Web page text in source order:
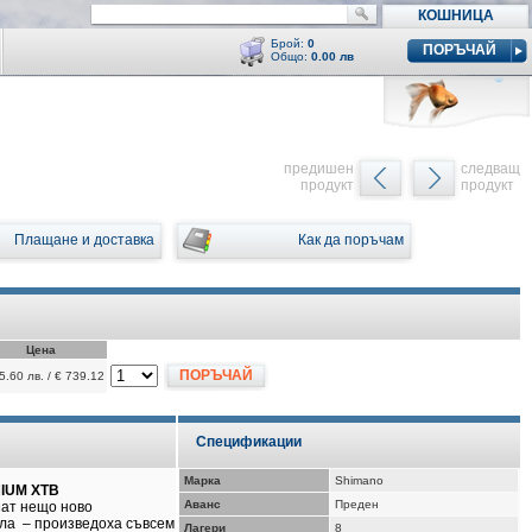
КОШНИЦА
Брой: 0
Общо: 0.00 лв ПОРЪЧАЙ
Кошницата е празна
следващ
продукт
предишен
продукт
Плащане и доставка Как да поръчам
Цена
лв. / € 739.12 ПОРЪЧАЙ
XTB
нещо ново
– произведоха съвсем
Спецификации
Марка
Shimano
Аванс
Преден
Лагери
8